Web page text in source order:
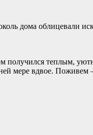
дома облицевали
получился теплым,
мере вдвое. Поживем